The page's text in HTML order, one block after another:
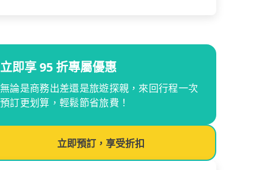
立即享 95 折專屬優惠
無論是商務出差還是旅遊探親，來回行程一次
預訂更划算，輕鬆節省旅費！
立即預訂，享受折扣